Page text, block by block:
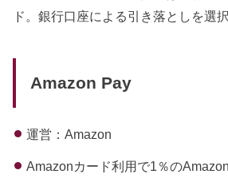
ド。銀行口座による引き落としを選
Amazon Pay
運営：Amazon
Amazonカード利用で1％の